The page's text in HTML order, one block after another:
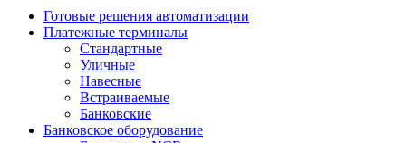
Готовые решения автоматизации
Платежные терминалы
Стандартные
Уличные
Навесные
Встраиваемые
Банковские
Банковское оборудование